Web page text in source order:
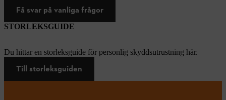
Få svar på vanliga frågor
STORLEKSGUIDE
Du hittar en storleksguide för personlig skyddsutrustning här.
Till storleksguiden